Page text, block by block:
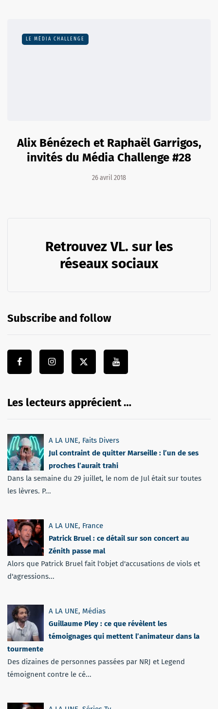
LE MÉDIA CHALLENGE
Alix Bénézech et Raphaël Garrigos,
invités du Média Challenge #28
26 avril 2018
Retrouvez VL. sur les
réseaux sociaux
Subscribe and follow
Les lecteurs apprécient …
A LA UNE, Faits Divers
Jul contraint de quitter Marseille : l’un de ses
proches l’aurait trahi
Dans la semaine du 29 juillet, le nom de Jul était sur toutes
les lèvres. P...
A LA UNE, France
Patrick Bruel : ce détail sur son concert au
Zénith passe mal
Alors que Patrick Bruel fait l'objet d'accusations de viols et
d'agressions...
A LA UNE, Médias
Guillaume Pley : ce que révèlent les
témoignages qui mettent l’animateur dans la
tourmente
Des dizaines de personnes passées par NRJ et Legend
témoignent contre le cé...